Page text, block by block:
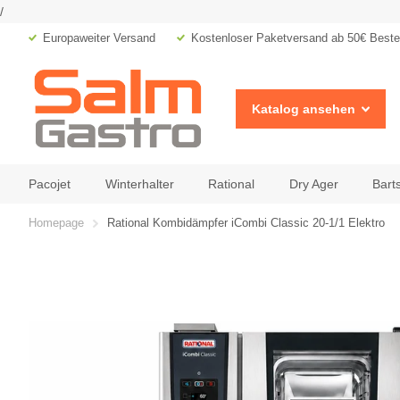
/
Europaweiter Versand Kostenloser Paketversand ab 50€
Katalog ansehen
Pacojet Winterhalter Rational Dry Ager
Homepage Rational Kombidämpfer iCombi Classic 20-1/1 Elektro